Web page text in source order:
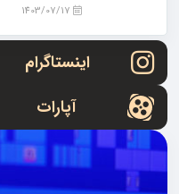
اینستاگرام
آپارات